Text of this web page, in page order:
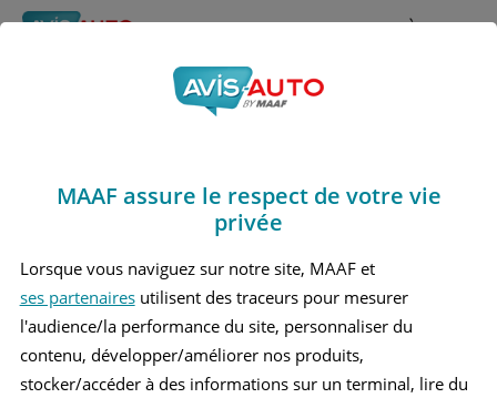
Rechercher À propos
Obtenir un devis d'assurance auto MAAF
Avis Mazda Mazda6
Berline (2002 - 2008)
Recherche d'un véhicule
MAAF assure le respect de votre vie
privée
Lorsque vous naviguez sur notre site, MAAF et
ses partenairesutilisent des traceurs pour mesurer
l'audience/la performance du site, personnaliser du
contenu, développer/améliorer nos produits,
stocker/accéder à des informations sur un terminal, lire du